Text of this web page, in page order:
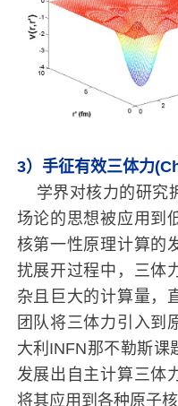
3）手征有效三体力
学界对核力的研究
场论的思想被应用到
核第一性原理计算的
扰展开过程中，三体
杂且巨大的计算量，
团队将三体力引入到
大利INFN那不勒斯课
发展出自主计算三体
将其应用到各种原子